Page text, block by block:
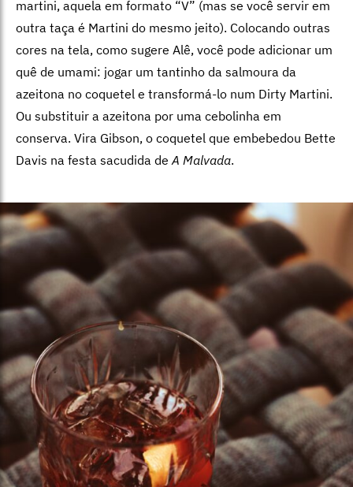
martini, aquela em formato “V” (mas se você servir em
outra taça é Martini do mesmo jeito). Colocando outras
cores na tela, como sugere Alê, você pode adicionar um
quê de umami: jogar um tantinho da salmoura da
azeitona no coquetel e transformá-lo num Dirty Martini.
Ou substituir a azeitona por uma cebolinha em
conserva. Vira Gibson, o coquetel que embebedou Bette
Davis na festa sacudida deA Malvada.